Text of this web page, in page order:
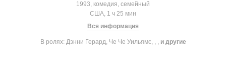
1993, комедия, семейный
США, 1 ч 25 мин
Вся информация
В ролях: Дэнни Герард, Че Че Уильямс, , , и другие